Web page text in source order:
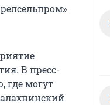
В пресс-
где могут